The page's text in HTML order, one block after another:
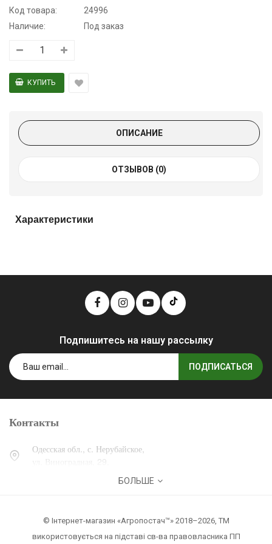
Код товара:
24996
Наличие:
Под заказ
ОПИСАНИЕ
ОТЗЫВОВ (0)
Характеристики
Подпишитесь на нашу рассылку
ПОДПИСАТЬСЯ
Контакты
Одесская обл., с. Нерубайское,
ул. Виноградная, 29.
zakaz@agropostach.ua
БОЛЬШЕ
© Інтернет-магазин «Агропостач™» 2018–2026, ТМ
використовується на підставі св-ва правовласника ПП